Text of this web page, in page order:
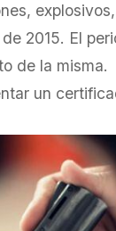
2015. El
de la misma.
un